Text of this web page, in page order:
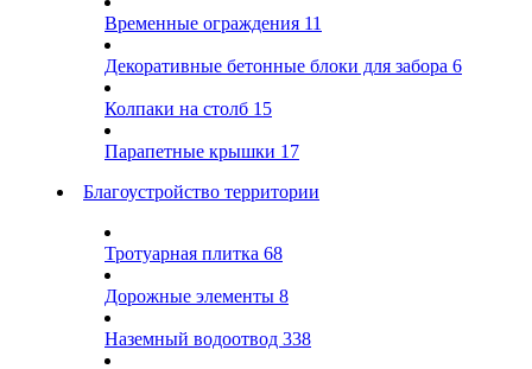
Временные ограждения 11
Декоративные бетонные блоки для забора 6
Колпаки на столб 15
Парапетные крышки 17
Благоустройство территории
Тротуарная плитка 68
Дорожные элементы 8
Наземный водоотвод 338